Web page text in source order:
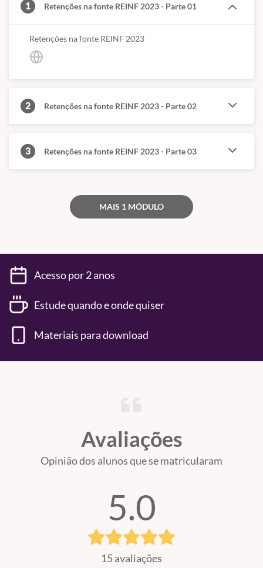
1 Retenções na fonte REINF 2023 - Parte 01
Retenções na fonte REINF 2023
2 Retenções na fonte REINF 2023 - Parte 02
3 Retenções na fonte REINF 2023 - Parte 03
MAIS 1 MÓDULO
Acesso por 2 anos
Estude quando e onde quiser
Materiais para download
Avaliações
Opinião dos alunos que se matricularam
5.0
15 avaliações